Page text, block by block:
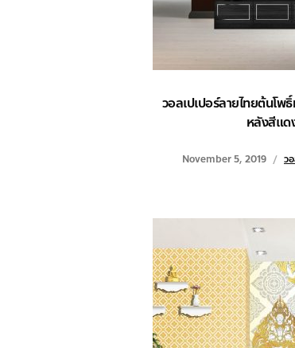
วอลเปเปอร์ลายไทยต้นโพ
หลังสีแด
November 5, 2019 ว